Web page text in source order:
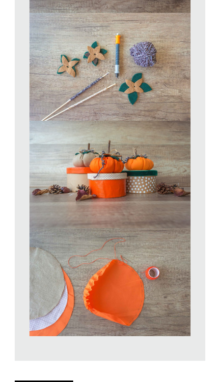
www.lostiledigio.ch